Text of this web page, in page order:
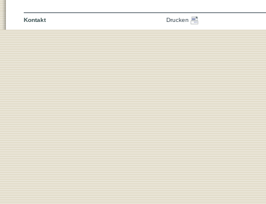
Kontakt Drucken